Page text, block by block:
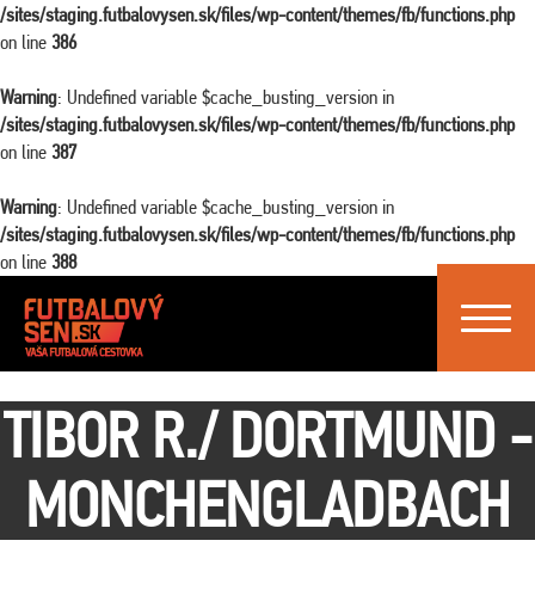
/sites/staging.futbalovysen.sk/files/wp-content/themes/fb/functions.php
on line 386
Warning: Undefined variable $cache_busting_version in
/sites/staging.futbalovysen.sk/files/wp-content/themes/fb/functions.php
on line 387
Warning: Undefined variable $cache_busting_version in
/sites/staging.futbalovysen.sk/files/wp-content/themes/fb/functions.php
on line 388
Toggle
TIBOR R./ DORTMUND -
MONCHENGLADBACH